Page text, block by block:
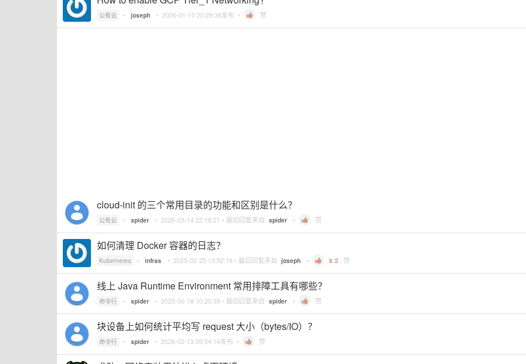
公有云 • joseph • 2026-01-10 20:29:38发布 • 赞
cloud-init 的三个常用目录的功能和区别是什么？
公有云 • spider • 2026-03-14 22:18:21 • 最后回复来自 spider • 赞
如何清理 Docker 容器的日志？
Kubernetes • infras • 2025-02-25 13:52:18 • 最后回复来自 joseph • 2 · 赞
线上 Java Runtime Environment 常用排障工具有哪些？
命令行 • spider • 2025-06-18 10:20:39 • 最后回复来自 spider • 赞
块设备上如何统计平均写 request 大小（bytes/IO）？
命令行 • spider • 2026-02-13 09:54:14发布 • 赞